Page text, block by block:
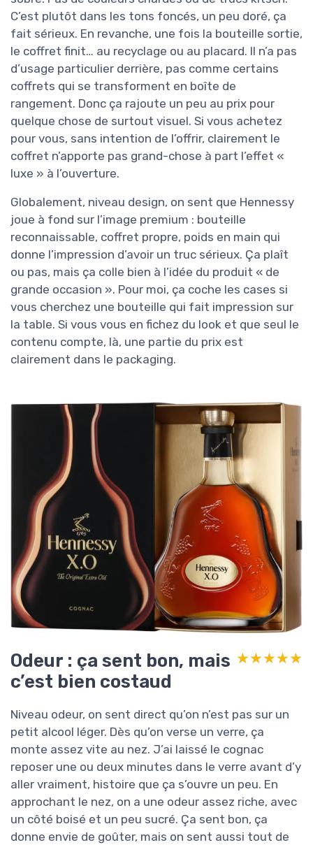
C’est plutôt dans les tons foncés, un peu doré, ça
fait sérieux. En revanche, une fois la bouteille sortie,
le coffret finit… au recyclage ou au placard. Il n’a pas
d’usage particulier derrière, pas comme certains
coffrets qui se transforment en boîte de
rangement. Donc ça rajoute un peu au prix pour
quelque chose de surtout visuel. Si vous achetez
pour vous, sans intention de l’offrir, clairement le
coffret n’apporte pas grand-chose à part l’effet «
luxe » à l’ouverture.
Globalement, niveau design, on sent que Hennessy
joue à fond sur l’image premium : bouteille
reconnaissable, coffret propre, poids en main qui
donne l’impression d’avoir un truc sérieux. Ça plaît
ou pas, mais ça colle bien à l’idée du produit « de
grande occasion ». Pour moi, ça coche les cases si
vous cherchez une bouteille qui fait impression sur
la table. Si vous vous en fichez du look et que seul le
contenu compte, là, une partie du prix est
clairement dans le packaging.
Odeur : ça sent bon, mais
c’est bien costaud
★★★★★
★★★★★
Niveau odeur, on sent direct qu’on n’est pas sur un
petit alcool léger. Dès qu’on verse un verre, ça
monte assez vite au nez. J’ai laissé le cognac
reposer une ou deux minutes dans le verre avant d’y
aller vraiment, histoire que ça s’ouvre un peu. En
approchant le nez, on a une odeur assez riche, avec
un côté boisé et un peu sucré. Ça sent bon, ça
donne envie de goûter, mais on sent aussi tout de